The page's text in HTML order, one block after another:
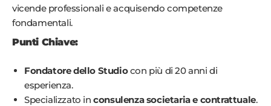
vicende professionali e acquisendo competenze
fondamentali.
Punti Chiave:
Fondatore dello Studiocon più di 20 anni di
esperienza.
Specializzato inconsulenza societaria e contrattuale.